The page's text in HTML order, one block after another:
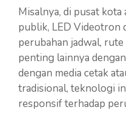
Misalnya, di pusat
publik, LED Videotron
perubahan jadwal,
penting lainnya
dengan media cetak
tradisional, teknologi
responsif terhadap